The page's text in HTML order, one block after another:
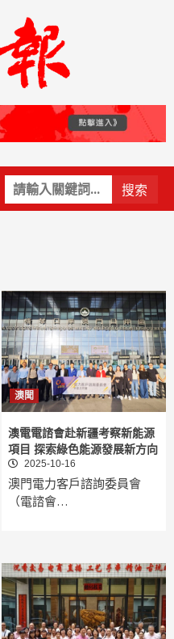
關
鍵
Primary
Menu
澳聞
澳電電諮會赴新疆考察新能源
項目 探索綠色能源發展新方向
2025-10-16
澳門電力客戶諮詢委員會
（電諮會…